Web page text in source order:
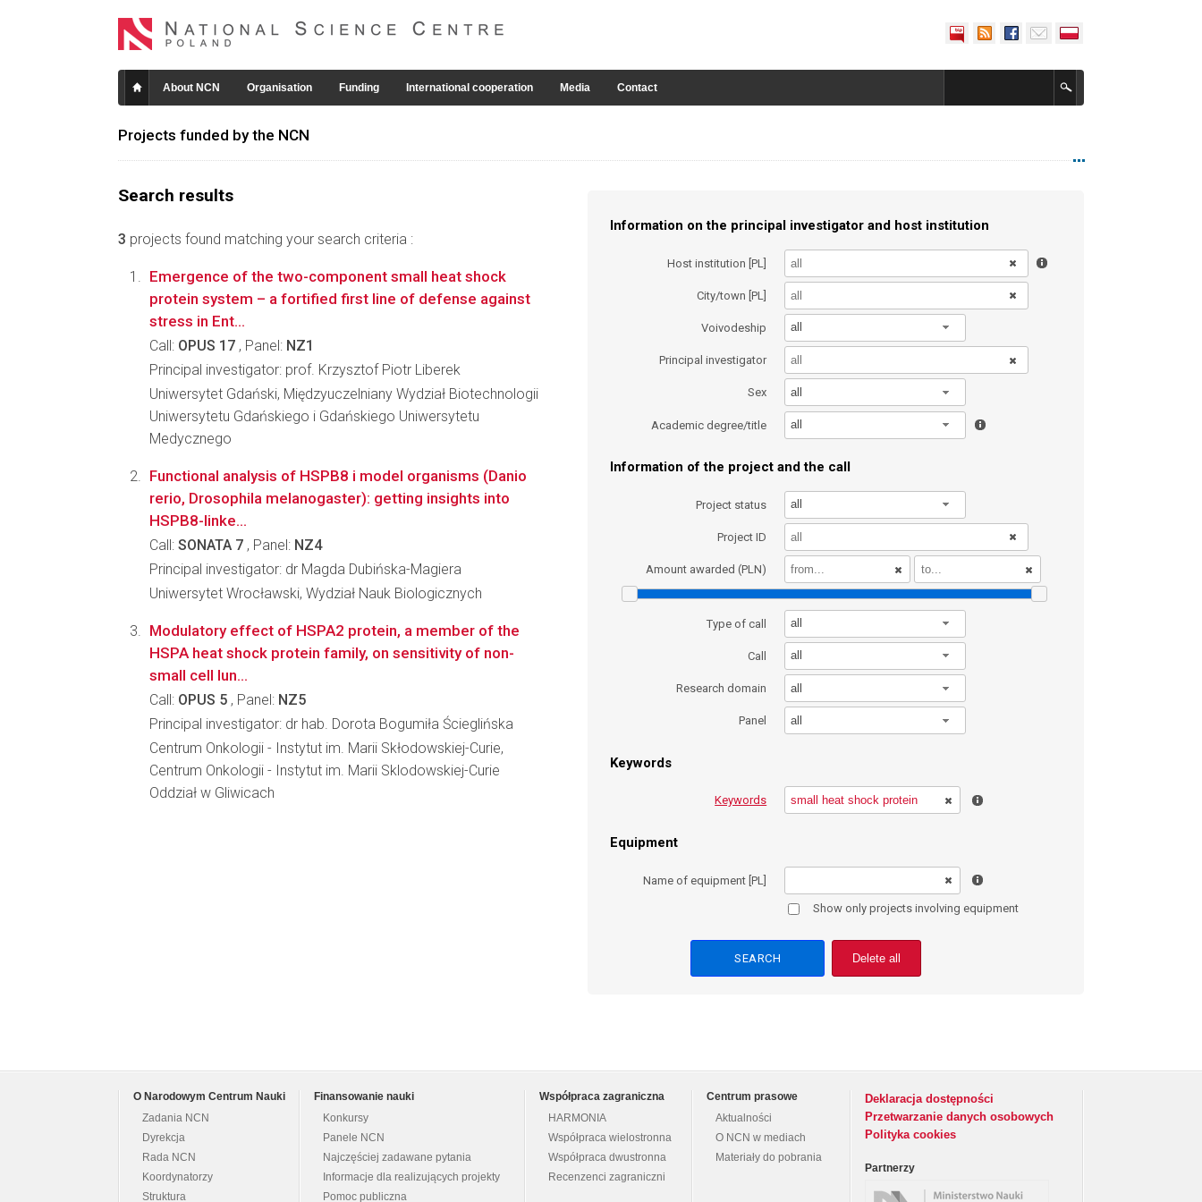
About NCN Organisation Funding International cooperation Media Contact
Projects funded by the NCN
Search results
3 projects found matching your search criteria :
Information on the principal investigator and host institution
Host institution [PL]
City/town [PL]
Voivodeship all
Principal investigator
Sex all
Academic degree/title all
Information of the project and the call
Project status all
Project ID
Amount awarded (PLN)
Type of call all
Call all
Research domain all
Panel all
Keywords
Keywords
Equipment
Name of equipment [PL]
Show only projects involving equipment
Delete all
Emergence of the two-component small heat shock
protein system – a fortified first line of defense against
stress in Ent...
Call: OPUS 17 , Panel: NZ1
Principal investigator: prof. Krzysztof Piotr Liberek
Uniwersytet Gdański, Międzyuczelniany Wydział Biotechnologii
Uniwersytetu Gdańskiego i Gdańskiego Uniwersytetu
Medycznego
Functional analysis of HSPB8 i model organisms (Danio
rerio, Drosophila melanogaster): getting insights into
HSPB8-linke...
Call: SONATA 7 , Panel: NZ4
Principal investigator: dr Magda Dubińska-Magiera
Uniwersytet Wrocławski, Wydział Nauk Biologicznych
Modulatory effect of HSPA2 protein, a member of the
HSPA heat shock protein family, on sensitivity of non-
small cell lun...
Call: OPUS 5 , Panel: NZ5
Principal investigator: dr hab. Dorota Bogumiła Ścieglińska
Centrum Onkologii - Instytut im. Marii Skłodowskiej-Curie,
Centrum Onkologii - Instytut im. Marii Sklodowskiej-Curie
Oddział w Gliwicach
O Narodowym Centrum Nauki
Zadania NCN
Dyrekcja
Rada NCN
Koordynatorzy
Struktura
Finansowanie nauki
Konkursy
Panele NCN
Najczęściej zadawane pytania
Informacje dla realizujących projekty
Pomoc publiczna
Współpraca zagraniczna
HARMONIA
Współpraca wielostronna
Współpraca dwustronna
Recenzenci zagraniczni
Centrum prasowe
Aktualności
O NCN w mediach
Materiały do pobrania
Deklaracja dostępności
Przetwarzanie danych osobowych
Polityka cookies
Partnerzy